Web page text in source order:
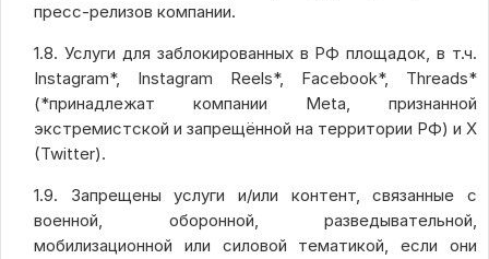
пресс-релизов компании.
1.8. Услуги для заблокированных в РФ площадок, в т.ч.
Instagram*, Instagram Reels*, Facebook*, Threads*
(*принадлежат компании Meta, признанной
экстремистской и запрещённой на территории РФ) и X
(Twitter).
1.9. Запрещены услуги и/или контент, связанные с
военной, оборонной, разведывательной,
мобилизационной или силовой тематикой, если они